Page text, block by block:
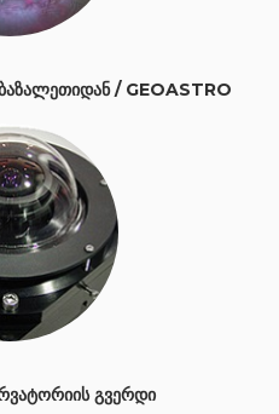
/ GEOASTRO
ᲒᲕᲔᲠᲓᲘ